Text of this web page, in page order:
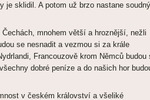
je sklidil. A potom už brzo nastane soudný
mnohem větší a hroznější, nežli
se nesnadit a vezmou si za krále
Francouzově krom Němců budou
dobré peníze a do našich hor
v českém království a všeliké